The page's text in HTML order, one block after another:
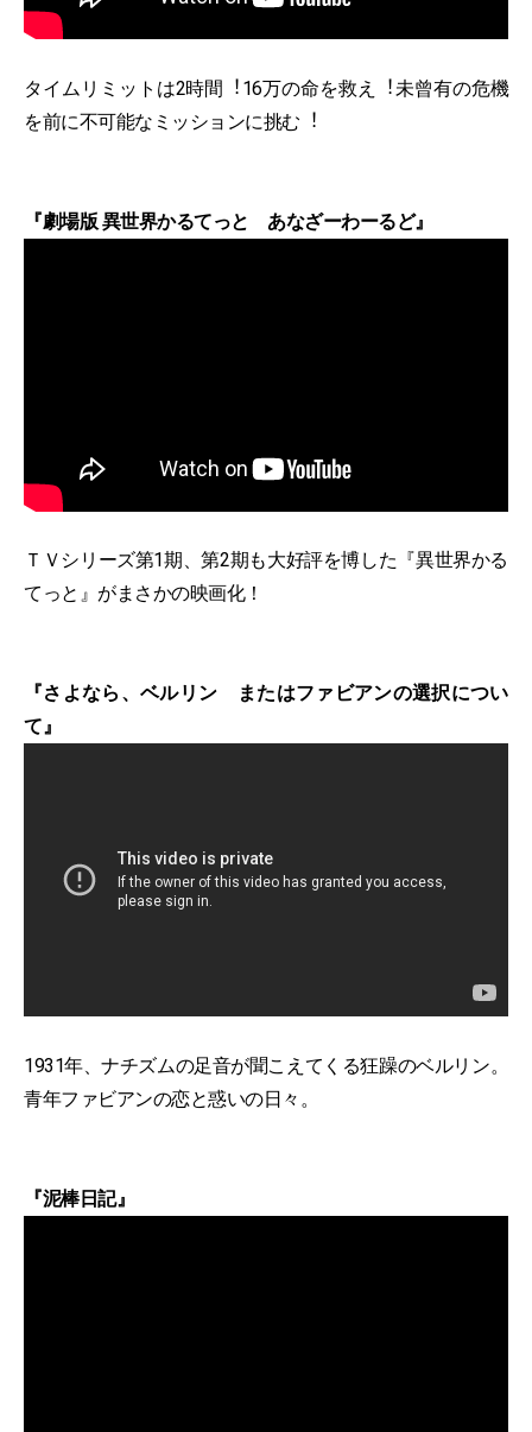
タイムリミットは2時間︕16万の命を救え︕未曾有の危機
を前に不可能なミッションに挑む︕
『劇場版 異世界かるてっと あなざーわーるど』
ＴＶシリーズ第1期、第2期も大好評を博した『異世界かる
てっと』がまさかの映画化！
『さよなら、ベルリン またはファビアンの選択につい
て』
1931年、ナチズムの足音が聞こえてくる狂躁のベルリン。
青年ファビアンの恋と惑いの日々。
『泥棒日記』